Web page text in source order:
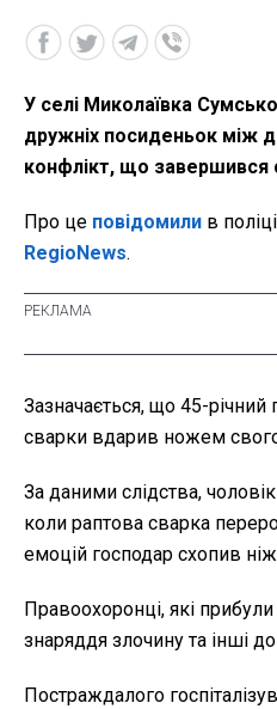
У селі Миколаївка
дружніх посиденьок між
конфлікт, що завершився
Про це повідомили в
RegioNews.
Зазначається, що 45-річний
сварки вдарив ножем
За даними слідства,
коли раптова сварка
емоцій господар схопив
Правоохоронці, які
знаряддя злочину та інші
Постраждалого